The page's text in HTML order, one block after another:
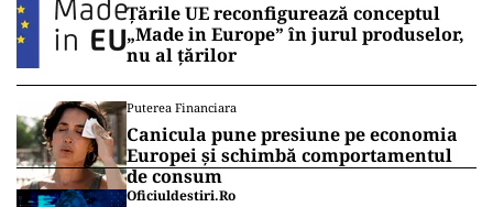
Țările UE reconfigurează conceptul
„Made in Europe” în jurul produselor,
nu al țărilor
Puterea Financiara
Canicula pune presiune pe economia
Europei și schimbă comportamentul
de consum
Oficiuldestiri.ro